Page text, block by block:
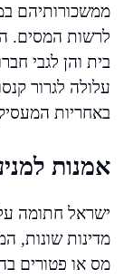
ממשכורותיהם
לרשות המסים.
בית והן לגבי
עלולה לגרור
באחריות
אמנות
ישראל חתומה
מדינות שונות,
מס או פטורים